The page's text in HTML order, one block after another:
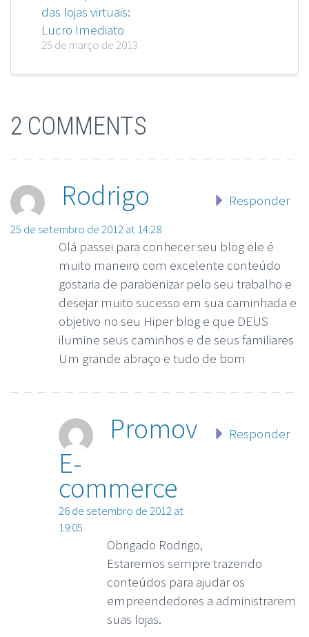
das lojas virtuais:
Lucro Imediato
25 de março de 2013
2 COMMENTS
Rodrigo
25 de setembro de 2012 at 14:28
Responder
Olá passei para conhecer seu blog ele é
muito maneiro com excelente conteúdo
gostaria de parabenizar pelo seu trabalho e
desejar muito sucesso em sua caminhada e
objetivo no seu Hiper blog e que DEUS
ilumine seus caminhos e de seus familiares
Um grande abraço e tudo de bom
Promov
E-
commerce
26 de setembro de 2012 at
19:05
Responder
Obrigado Rodrigo,
Estaremos sempre trazendo
conteúdos para ajudar os
empreendedores a administrarem
suas lojas.